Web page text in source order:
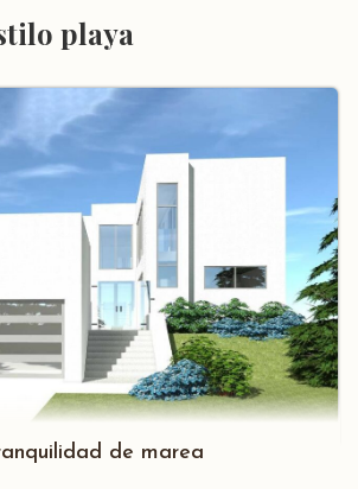
playa
de marea